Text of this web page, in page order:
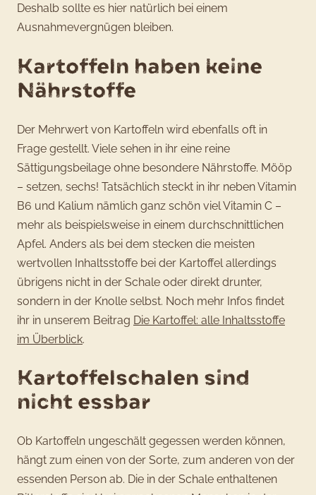
Deshalb sollte es hier natürlich bei einem
Ausnahmevergnügen bleiben.
Kartoffeln haben keine
Nährstoffe
Der Mehrwert von Kartoffeln wird ebenfalls oft in
Frage gestellt. Viele sehen in ihr eine reine
Sättigungsbeilage ohne besondere Nährstoffe. Mööp
– setzen, sechs! Tatsächlich steckt in ihr neben Vitamin
B6 und Kalium nämlich ganz schön viel Vitamin C –
mehr als beispielsweise in einem durchschnittlichen
Apfel. Anders als bei dem stecken die meisten
wertvollen Inhaltsstoffe bei der Kartoffel allerdings
übrigens nicht in der Schale oder direkt drunter,
sondern in der Knolle selbst. Noch mehr Infos findet
ihr in unserem Beitrag Die Kartoffel: alle Inhaltsstoffe
im Überblick.
Kartoffelschalen sind
nicht essbar
Ob Kartoffeln ungeschält gegessen werden können,
hängt zum einen von der Sorte, zum anderen von der
essenden Person ab. Die in der Schale enthaltenen